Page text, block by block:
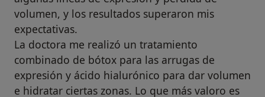
volumen, y los resultados superaron mis
expectativas.
La doctora me realizó un tratamiento
combinado de bótox para las arrugas de
expresión y ácido hialurónico para dar volumen
e hidratar ciertas zonas. Lo que más valoro es